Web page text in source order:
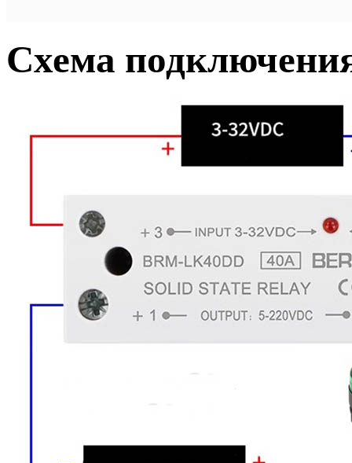
Схема